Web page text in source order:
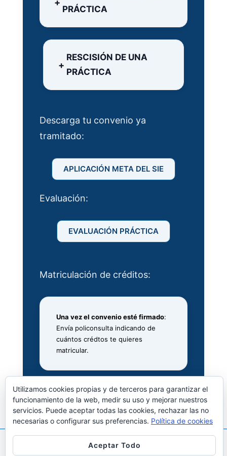
PRÁCTICA
RESCISIÓN DE UNA
PRÁCTICA
Descarga tu convenio ya
tramitado:
APLICACIÓN META DEL SIE
Evaluación:
EVALUACIÓN PRÁCTICA
Matriculación de créditos:
Una vez el convenio esté firmado:
Envía policonsulta indicando de
cuántos crédtos te quieres
matricular.
Copyright © 2026Prácticas en Empresa, Empleo y
Utilizamos cookies propias y de terceros para garantizar el
funcionamiento de la web, medir su uso y mejorar nuestros
servicios. Puede aceptar todas las cookies, rechazar las no
necesarias o configurar sus preferencias. Política de cookies
Aceptar Todo